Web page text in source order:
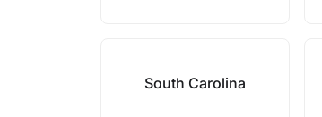
South Carolina